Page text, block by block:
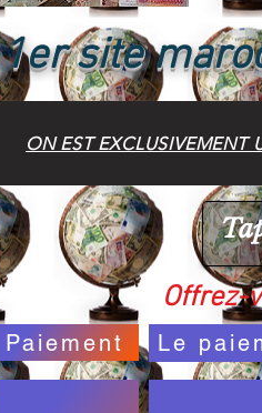
1er site
ON EST EXCLUSIVEMENT
Offrez-
Paiement Le